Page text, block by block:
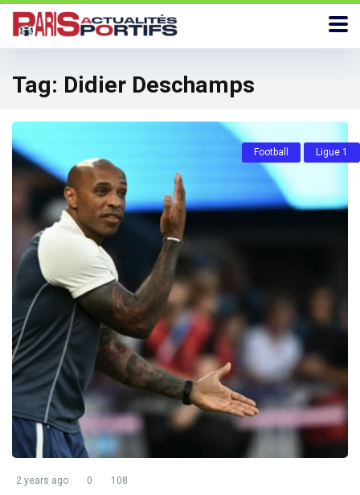
Tag: Didier Deschamps
Football Ligue 1
2 years ago 0 108